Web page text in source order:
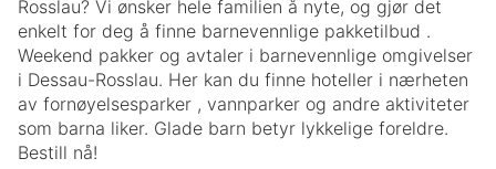
Rosslau? Vi ønsker hele familien å nyte, og gjør det
enkelt for deg å finne barnevennlige pakketilbud .
Weekend pakker og avtaler i barnevennlige omgivelser
i Dessau-Rosslau. Her kan du finne hoteller i nærheten
av fornøyelsesparker , vannparker og andre aktiviteter
som barna liker. Glade barn betyr lykkelige foreldre.
Bestill nå!